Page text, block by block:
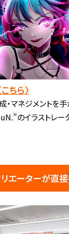
こちら〉
・マネジメントを
のイラストレー
エーターが直接